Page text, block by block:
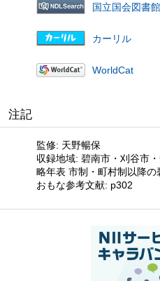
国立国会図書
カーリル
WorldCat
注記
監修: 天野暢保
収録地域: 碧南市・刈谷市
略年表 市制・町村制以降の
おもな参考文献: p302